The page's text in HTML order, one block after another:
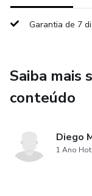
Garantia de 7
Saiba mais
conteúdo
Diego
1 Ano